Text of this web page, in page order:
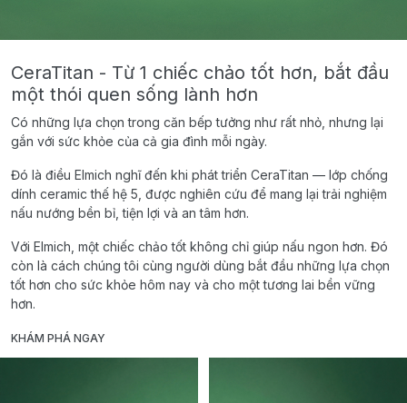
CeraTitan - Từ 1 chiếc chảo tốt hơn, bắt đầu
một thói quen sống lành hơn
Có những lựa chọn trong căn bếp tưởng như rất nhỏ, nhưng lại
gắn với sức khỏe của cả gia đình mỗi ngày.
Đó là điều Elmich nghĩ đến khi phát triển CeraTitan — lớp chống
dính ceramic thế hệ 5, được nghiên cứu để mang lại trải nghiệm
nấu nướng bền bỉ, tiện lợi và an tâm hơn.
Với Elmich, một chiếc chảo tốt không chỉ giúp nấu ngon hơn. Đó
còn là cách chúng tôi cùng người dùng bắt đầu những lựa chọn
tốt hơn cho sức khỏe hôm nay và cho một tương lai bền vững
hơn.
KHÁM PHÁ NGAY